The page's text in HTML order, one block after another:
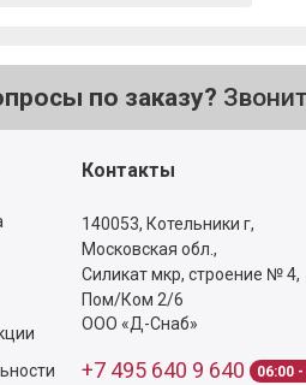
по заказу?
Контакты
140053, Котельники г,
Московская обл.,
Силикат мкр, строение № 4,
Пом/Ком 2/6
ООО «Д-Снаб»
+7 495 640 9 640 06:00